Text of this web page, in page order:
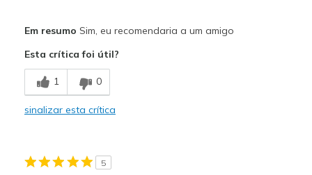
Breathe Well
Comfortable
Em resumo Sim, eu recomendaria a um amigo
Esta crítica foi útil?
1 0
sinalizar esta crítica
5